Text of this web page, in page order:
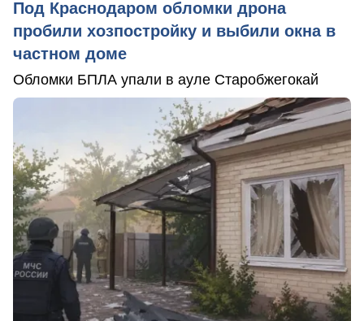
Под Краснодаром обломки дрона
пробили хозпостройку и выбили окна в
частном доме
Обломки БПЛА упали в ауле Старобжегокай